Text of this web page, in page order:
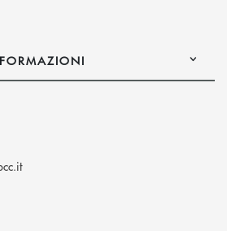
(si apre l’app di posta elettronica)
apre l’app di posta elettronica)